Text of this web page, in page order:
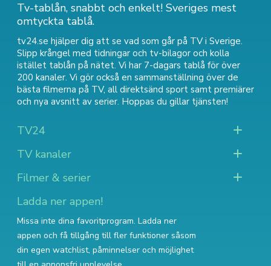
Tv-tablån, snabbt och enkelt! Sveriges mest
omtyckta tablå.
tv24.se hjälper dig att se vad som går på TV i Sverige.
Slipp krångel med tidningar och tv-bilagor och kolla
istället tablån på nätet. Vi har 7-dagars tablå för över
200 kanaler. Vi gör också en sammanställning över de
bästa filmerna på TV, all direktsänd sport samt premiärer
och nya avsnitt av serier. Hoppas du gillar tjänsten!
TV24
TV kanaler
Filmer & serier
Ladda ner appen!
Missa inte dina favoritprogram. Ladda ner
appen och få tillgång till fler funktioner såsom
din egen watchlist, påminnelser och möjlighet